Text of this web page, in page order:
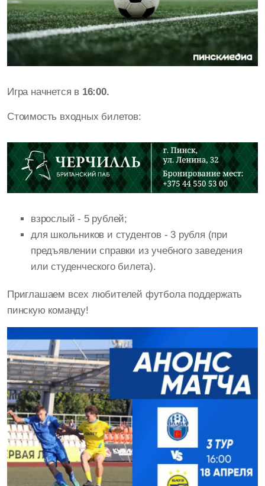
Игра начнется в 16:00.
Стоимость входных билетов:
взрослый - 5 рублей;
для школьников и студентов - 3 рубля (при
предъявлении справки из учебного заведения
или студенческого билета).
Приглашаем всех любителей футбола поддержать
пинскую команду!